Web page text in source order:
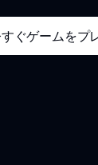
ぐゲームをプ